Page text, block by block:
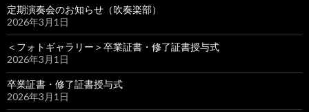
定期演奏会のお知らせ（吹奏楽部）
2026年3月1日
＜フォトギャラリー＞卒業証書・修了証書授与式
2026年3月1日
卒業証書・修了証書授与式
2026年3月1日